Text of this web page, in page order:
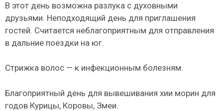
В этот день возможна разлука с духовными
друзьями. Неподходящий день для приглашения
гостей. Считается неблагоприятным для отправления
в дальние поездки на юг.
Стрижка волос — к инфекционным болезням.
Благоприятный день для вывешивания хии морин для
годов Курицы, Коровы, Змеи.